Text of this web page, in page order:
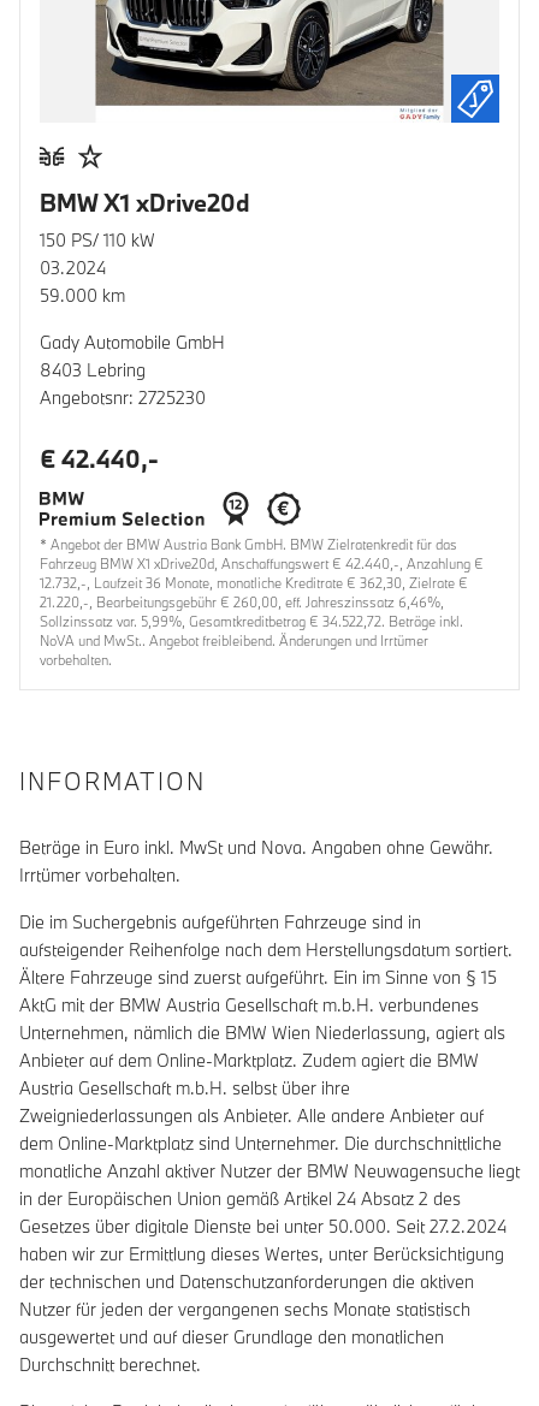
BMW X1 xDrive20d
150 PS/ 110 kW
03.2024
59.000 km
Gady Automobile GmbH
8403 Lebring
Angebotsnr: 2725230
€ 42.440,-
* Angebot der BMW Austria Bank GmbH. BMW Zielratenkredit für das
Fahrzeug BMW X1 xDrive20d, Anschaffungswert € 42.440,-, Anzahlung €
12.732,-, Laufzeit 36 Monate, monatliche Kreditrate € 362,30, Zielrate €
21.220,-, Bearbeitungsgebühr € 260,00, eff. Jahreszinssatz 6,46%,
Sollzinssatz var. 5,99%, Gesamtkreditbetrag € 34.522,72. Beträge inkl.
NoVA und MwSt.. Angebot freibleibend. Änderungen und Irrtümer
vorbehalten.
INFORMATION
Beträge in Euro inkl. MwSt und Nova. Angaben ohne Gewähr.
Irrtümer vorbehalten.
Die im Suchergebnis aufgeführten Fahrzeuge sind in
aufsteigender Reihenfolge nach dem Herstellungsdatum sortiert.
Ältere Fahrzeuge sind zuerst aufgeführt. Ein im Sinne von § 15
AktG mit der BMW Austria Gesellschaft m.b.H. verbundenes
Unternehmen, nämlich die BMW Wien Niederlassung, agiert als
Anbieter auf dem Online-Marktplatz. Zudem agiert die BMW
Austria Gesellschaft m.b.H. selbst über ihre
Zweigniederlassungen als Anbieter. Alle andere Anbieter auf
dem Online-Marktplatz sind Unternehmer. Die durchschnittliche
monatliche Anzahl aktiver Nutzer der BMW Neuwagensuche liegt
in der Europäischen Union gemäß Artikel 24 Absatz 2 des
Gesetzes über digitale Dienste bei unter 50.000. Seit 27.2.2024
haben wir zur Ermittlung dieses Wertes, unter Berücksichtigung
der technischen und Datenschutzanforderungen die aktiven
Nutzer für jeden der vergangenen sechs Monate statistisch
ausgewertet und auf dieser Grundlage den monatlichen
Durchschnitt berechnet.